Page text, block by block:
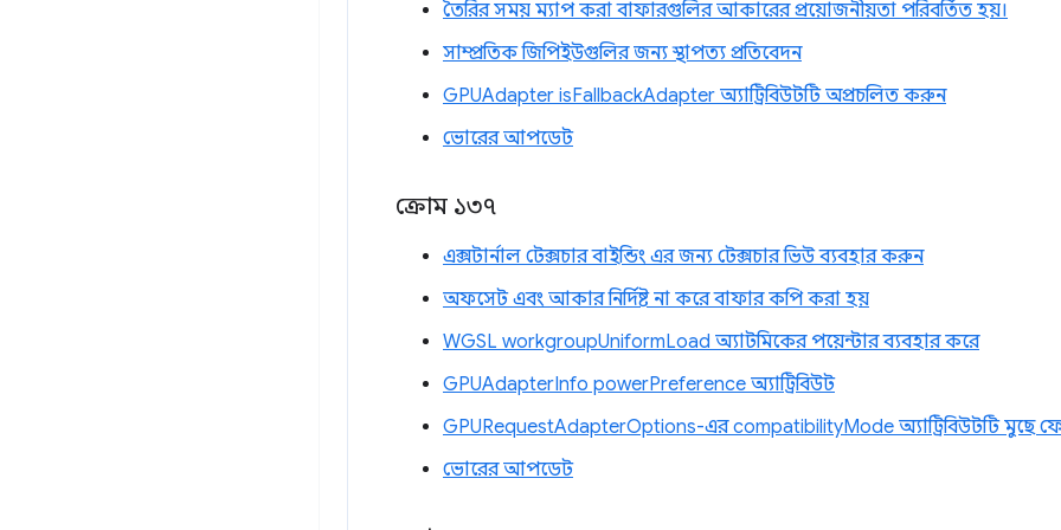
তৈরির সময় ম্যাপ করা বাফারগুলির আকারের প্রয়োজনীয়তা পরিবর্তিত হয়।
সাম্প্রতিক জিপিইউগুলির জন্য স্থাপত্য প্রতিবেদন
GPUAdapter isFallbackAdapter অ্যাট্রিবিউটটি অপ্রচলিত করুন
ভোরের আপডেট
ক্রোম ১৩৭
এক্সটার্নাল টেক্সচার বাইন্ডিং এর জন্য টেক্সচার ভিউ ব্যবহার করুন
অফসেট এবং আকার নির্দিষ্ট না করে বাফার কপি করা হয়
WGSL workgroupUniformLoad অ্যাটমিকের পয়েন্টার ব্যবহার করে
GPUAdapterInfo powerPreference অ্যাট্রিবিউট
GPURequestAdapterOptions-এর compatibilityMode অ্যাট্রিবিউটটি মুছে
ভোরের আপডেট